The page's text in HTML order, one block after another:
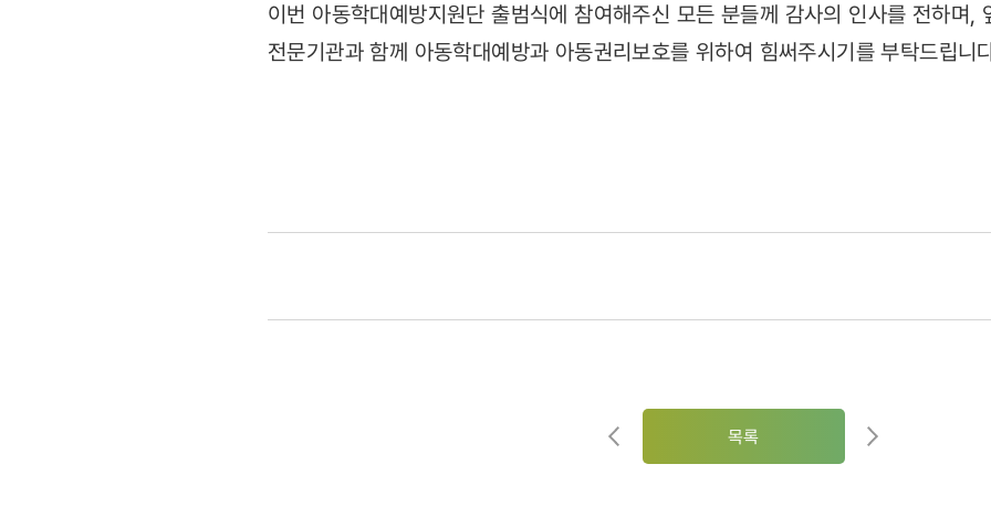
이번 아동학대예방지원단 출범식에 참여해주신 모든 분들께 감사의 인사를 전하며,
전문기관과 함께 아동학대예방과 아동권리보호를 위하여 힘써주시기를 부탁드립니
목록